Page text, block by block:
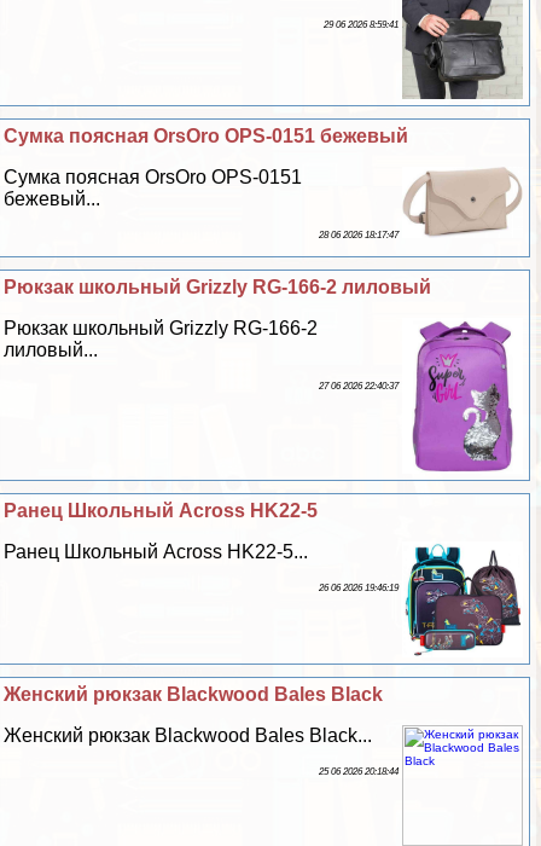
29 06 2026 8:59:41
Сумка поясная OrsOro OPS-0151 бежевый
Сумка поясная OrsOro OPS-0151
бежевый...
28 06 2026 18:17:47
Рюкзак школьный Grizzly RG-166-2 лиловый
Рюкзак школьный Grizzly RG-166-2
лиловый...
27 06 2026 22:40:37
Ранец Школьный Across HK22-5
Ранец Школьный Across HK22-5...
26 06 2026 19:46:19
Женский рюкзак Blackwood Bales Black
Женский рюкзак Blackwood Bales Black...
25 06 2026 20:18:44